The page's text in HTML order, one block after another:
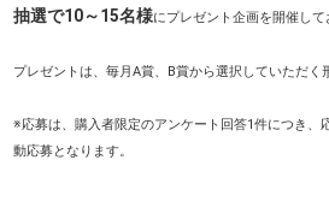
抽選で10～15名様にプレゼント企画を開催して
プレゼントは、毎月A賞、B賞から選択していただく
※応募は、購入者限定のアンケート回答1件につき、
動応募となります。